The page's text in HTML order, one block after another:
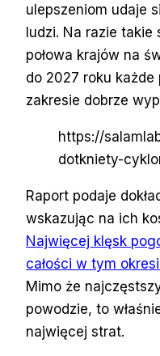
ulepszeniom udaje
ludzi. Na razie
połowa krajów na
do 2027 roku każde
zakresie dobrze
https://
dotkniety-
Raport podaje
wskazując na ich
Najwięcej klęsk
całości w tym
Mimo że
powodzie, to
najwięcej strat.